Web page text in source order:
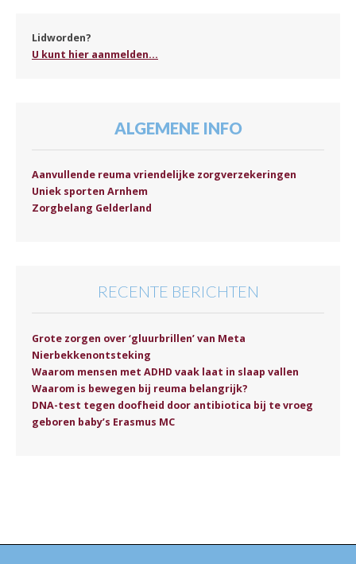
Lidworden?
U kunt hier aanmelden...
ALGEMENE INFO
Aanvullende reuma vriendelijke zorgverzekeringen
Uniek sporten Arnhem
Zorgbelang Gelderland
RECENTE BERICHTEN
Grote zorgen over ‘gluurbrillen’ van Meta
Nierbekkenontsteking
Waarom mensen met ADHD vaak laat in slaap vallen
Waarom is bewegen bij reuma belangrijk?
DNA-test tegen doofheid door antibiotica bij te vroeg
geboren baby’s Erasmus MC